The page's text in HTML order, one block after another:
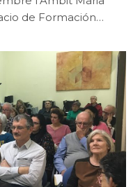
de Formación…